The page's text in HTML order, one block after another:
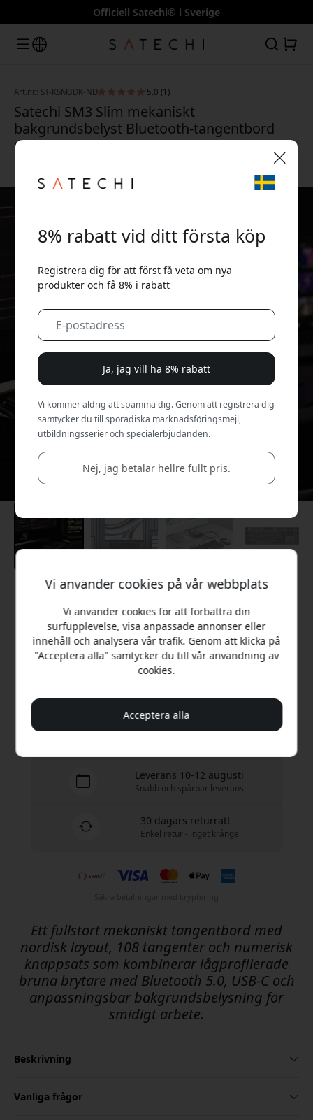
Officiell Satechi® i Sverige
Art.nr.: ST-KSM3DK-ND 5.0 (1)
Satechi SM3 Slim mekaniskt
bakgrundsbelyst Bluetooth-tangentbord
med nordisk layout och numerisk
Rekommenderat pris
1 599 SEK
Köp nu
Fri frakt i Sverige
Leverans 10-12 augusti
Snabb och spårbar leverans
30 dagars returrätt
Enkel retur - inget krångel
Ett fullstort mekaniskt tangentbord med
nordisk layout, 108 tangenter och numerisk
knappsats som kombinerar lågprofilerade
bruna brytare med Bluetooth 5.0, USB-C och
anpassningsbar bakgrundsbelysning för
smidigt arbete.
Beskrivning
Vanliga frågor
Vi använder cookies på vår webbplats
Vi använder cookies för att förbättra din
surfupplevelse, visa anpassade annonser eller
innehåll och analysera vår trafik. Genom att klicka på
"Acceptera alla" samtycker du till vår användning av
cookies.
Acceptera alla
8% rabatt vid ditt första köp
Registrera dig för att först få veta om nya
produkter och få 8% i rabatt
Ja, jag vill ha 8% rabatt
Vi kommer aldrig att spamma dig. Genom att registrera dig
samtycker du till sporadiska marknadsföringsmejl,
utbildningsserier och specialerbjudanden.
Nej, jag betalar hellre fullt pris.
🎉 Din rabattkod: